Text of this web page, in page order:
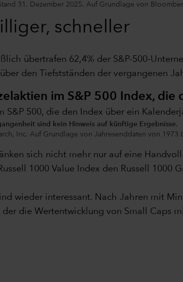
31. Dezember 2025. Auf Grundlage von
schneller
übertrafen 62,4% der S&P-500-
den Tiefstständen der vergangenen
im S&P 500 Index,
S&P 500, die den Index über ein
sind kein Hinweis auf künftige Ergebnisse.
Inc. Auf Grundlage von Jahresenddaten von 1973
sich nicht mehr nur auf eine
1000 Value Index den Russell 1000
wieder interessant. Nach Jahren mit
der die Wertentwicklung von Small Caps